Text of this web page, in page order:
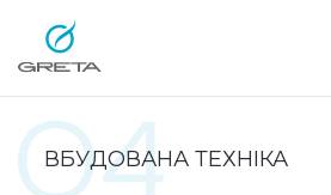
ВБУДОВАНА ТЕХНІКА